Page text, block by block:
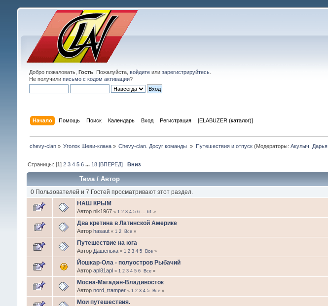
Добро пожаловать, Гость. Пожалуйста, войдитеили зарегистрируйтесь.
Не получили письмо с кодом активации?
Начало Помощь Поиск Календарь Вход Регистрация [ELABUZER (каталог)]
chevy-clan» Уголок Шеви-клана » Chevy-clan. Досуг команды » Путешествия и отпуск(Модераторы: Акулыч Дарья,
Страницы: [1] 2 3 4 5 6 ... 18 [ВПЕРЕД] Вниз
Тема/ Автор
0 Пользователей и 7 Гостей просматривают этот раздел.
НАШ КРЫМ
Автор nik1967 « 1 2 3 4 5 6 61 »
Два кретина в Латинской Америке
Автор hasaut « 1 2 Все»
Путешествие на юга
Автор Дашенька « 1 2 3 4 5 Все»
Йошкар-Ола - полуостров Рыбачий
Автор apl81apl « 1 2 3 4 5 6 Все»
Мосва-Магадан-Владивосток
Автор nord_tramper « 1 2 3 4 5 Все»
Мои путешествия.